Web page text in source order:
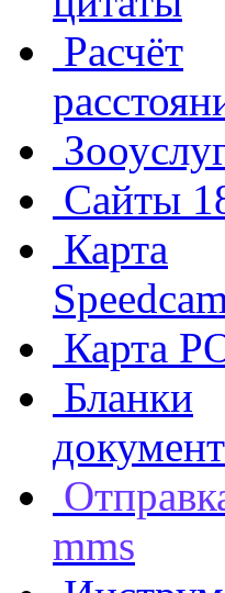
Расчёт
Сайты
Карта
Карта
Бланки
mms